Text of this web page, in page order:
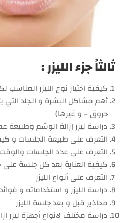
ثالثاً جزء الليزر :
كيفية اختيار نوع الليزر
أهم مشاكل البشرة و الجلد التي
حروق – و غيرها)
دراسة ليزر إزالة الوشم وطبيعة
التعرف على طبيعة الجلسات و
التعرف على عدد الجلسات والوقت
كيفية العناية بعد كل جلسة
التعرف على أنواع الليزر
دراسة الليزر و استخداماته و
محاذير قبل و بعد جلسة الليزر
دراسة مختلف لانواع أجهزة ليزر